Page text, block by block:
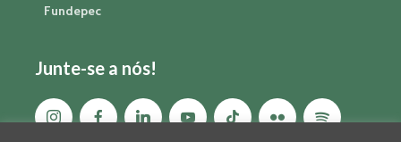
Fundepec
Junte-se a nós!